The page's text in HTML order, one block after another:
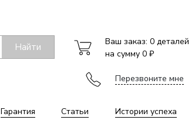
Найти Ваш заказ: 0деталей
на сумму 0 ₽
Перезвоните мне
Гарантия Статьи Истории успеха